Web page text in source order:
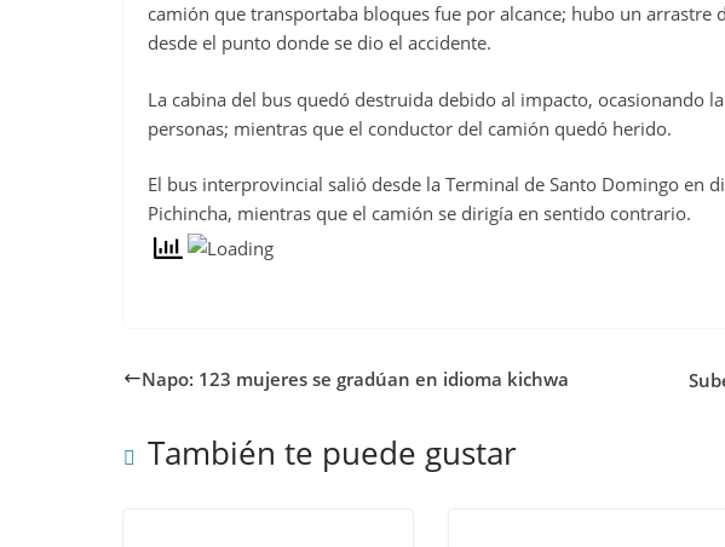
camión que transportaba bloques fue por alcance; hubo un arrastre
desde el punto donde se dio el accidente.
La cabina del bus quedó destruida debido al impacto, ocasionando
personas; mientras que el conductor del camión quedó herido.
El bus interprovincial salió desde la Terminal de Santo Domingo en
Pichincha, mientras que el camión se dirigía en sentido contrario.
Napo: 123 mujeres se gradúan en idioma kichwa
También te puede gustar